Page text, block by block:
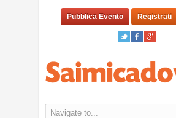
Pubblica Evento Registrati
Navigate to...